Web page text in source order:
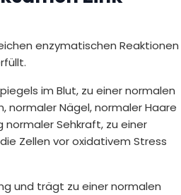
enzymatischen Reaktionen
im Blut, zu einer normalen
normaler Nägel, normaler Haare
normaler Sehkraft, zu einer
Zellen vor oxidativem Stress
und trägt zu einer normalen